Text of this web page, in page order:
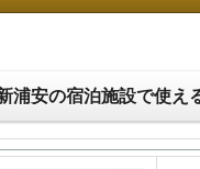
浦安の宿泊施設で使え